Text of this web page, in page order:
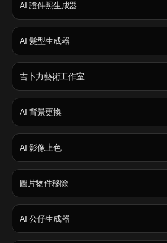
AI 證件照生成器
AI 髮型生成器
吉卜力藝術工作室
AI 背景更換
AI 影像上色
圖片物件移除
AI 公仔生成器